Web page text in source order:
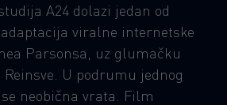
A24 dolazi jedan od
viralne internetske
Parsonsa, uz glumačku
U podrumu jednog
neobična vrata. Film